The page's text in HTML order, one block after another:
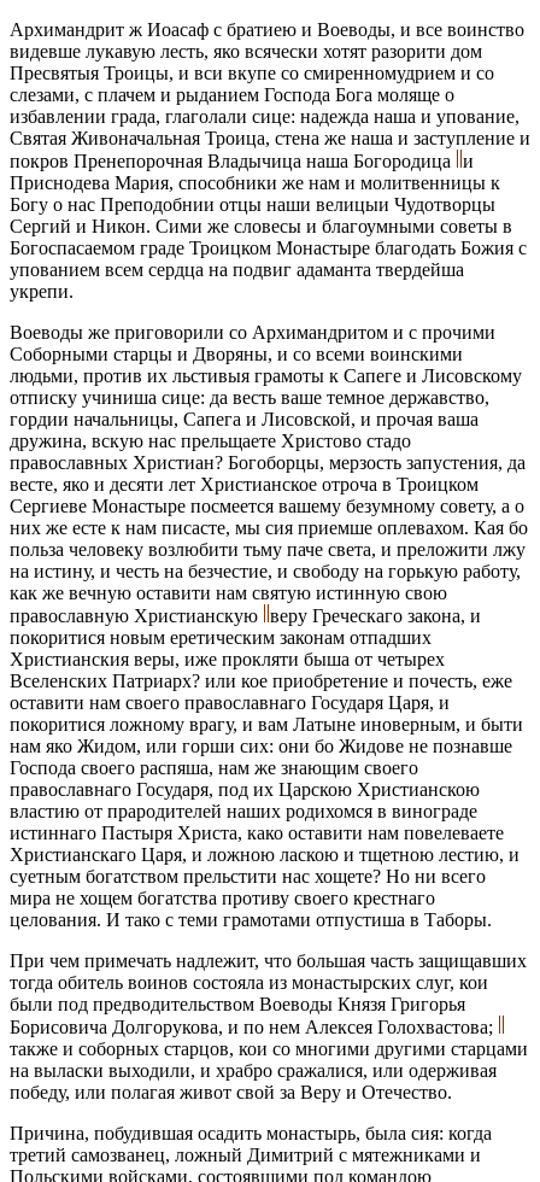
Архимандрит ж Иоасаф с братиею и Воеводы, и все воинство
видевше лукавую лесть, яко всячески хотят разорити дом
Пресвятыя Троицы, и вси вкупе со смиренномудрием и со
слезами, с плачем и рыданием Господа Бога моляще о
избавлении града, глаголали сице: надежда наша и упование,
Святая Живоначальная Троица, стена же наша и заступление и
покров Пренепорочная Владычица наша Богородица
и
Приснодева Мария, способники же нам и молитвенницы к
Богу о нас Преподобнии отцы наши велицыи Чудотворцы
Сергий и Никон. Сими же словесы и благоумными советы в
Богоспасаемом граде Троицком Монастыре благодать Божия с
упованием всем сердца на подвиг адаманта твердейша
укрепи.
Воеводы же приговорили со Архимандритом и с прочими
Соборными старцы и Дворяны, и со всеми воинскими
людьми, против их льстивыя грамоты к Сапеге и Лисовскому
отписку учиниша сице: да весть ваше темное державство,
гордии начальницы, Сапега и Лисовской, и прочая ваша
дружина, вскую нас прельщаете Христово стадо
православных Христиан? Богоборцы, мерзость запустения, да
весте, яко и десяти лет Христианское отроча в Троицком
Сергиеве Монастыре посмеется вашему безумному совету, а о
них же есте к нам писасте, мы сия приемше оплевахом. Кая бо
польза человеку возлюбити тьму паче света, и преложити лжу
на истину, и честь на безчестие, и свободу на горькую работу,
как же вечную оставити нам святую истинную свою
православную Христианскую веру Греческаго закона, и
покоритися новым еретическим законам отпадших
Христианския веры, иже прокляти быша от четырех
Вселенских Патриарх? или кое приобретение и почесть, еже
оставити нам своего православнаго Государя Царя, и
покоритися ложному врагу, и вам Латыне иноверным, и быти
нам яко Жидом, или горши сих: они бо Жидове не познавше
Господа своего распяша, нам же знающим своего
православнаго Государя, под их Царскою Христианскою
властию от прародителей наших родихомся в винограде
истиннаго Пастыря Христа, како оставити нам повелеваете
Христианскаго Царя, и ложною ласкою и тщетною лестию, и
суетным богатством прельстити нас хощете? Но ни всего
мира не хощем богатства противу своего крестнаго
целования. И тако с теми грамотами отпустиша в Таборы.
При чем примечать надлежит, что большая часть защищавших
тогда обитель воинов состояла из монастырских слуг, кои
были под предводительством Воеводы Князя Григорья
Борисовича Долгорукова, и по нем Алексея Голохвастова;
также и соборных старцов, кои со многими другими старцами
на выласки выходили, и храбро сражалися, или одерживая
победу, или полагая живот свой за Веру и Отечество.
Причина, побудившая осадить монастырь, была сия: когда
третий самозванец, ложный Димитрий с мятежниками и
Польскими войсками, состоявшими под командою